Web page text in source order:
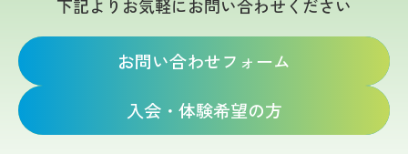
下記よりお気軽にお問い合わせください
お問い合わせフォーム
入会・体験希望の方